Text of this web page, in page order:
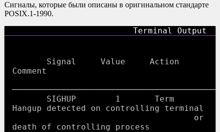
Сигналы, которые были описаны в оригинальном стандарте
POSIX.1-1990.
Comment
Hangup detected on controlling terminal
death of controlling process